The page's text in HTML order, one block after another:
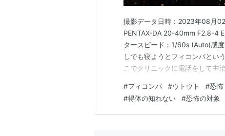
撮影データ日時：2023年08月
PENTAX-DA 20-40mm F2.8-4
タースピード：1/60s (Auto)感
しでも寝ようとフィコンパとい
こでクリニックに電話をして主
フラフラである。幸い、恐怖は
#フィコンパ #ウトウト #恐怖
#得体の知れない #恐怖の対象